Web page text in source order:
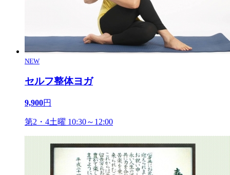
NEW
セルフ整体ヨガ
9,900円
第2・4土曜 10:30～12:00